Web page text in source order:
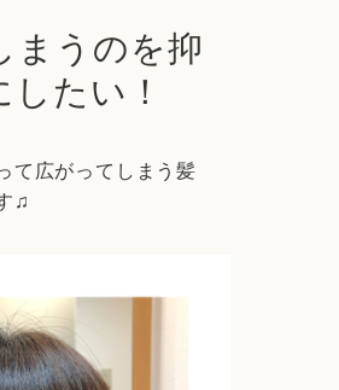
たい！
て広がってしまう髪
♫